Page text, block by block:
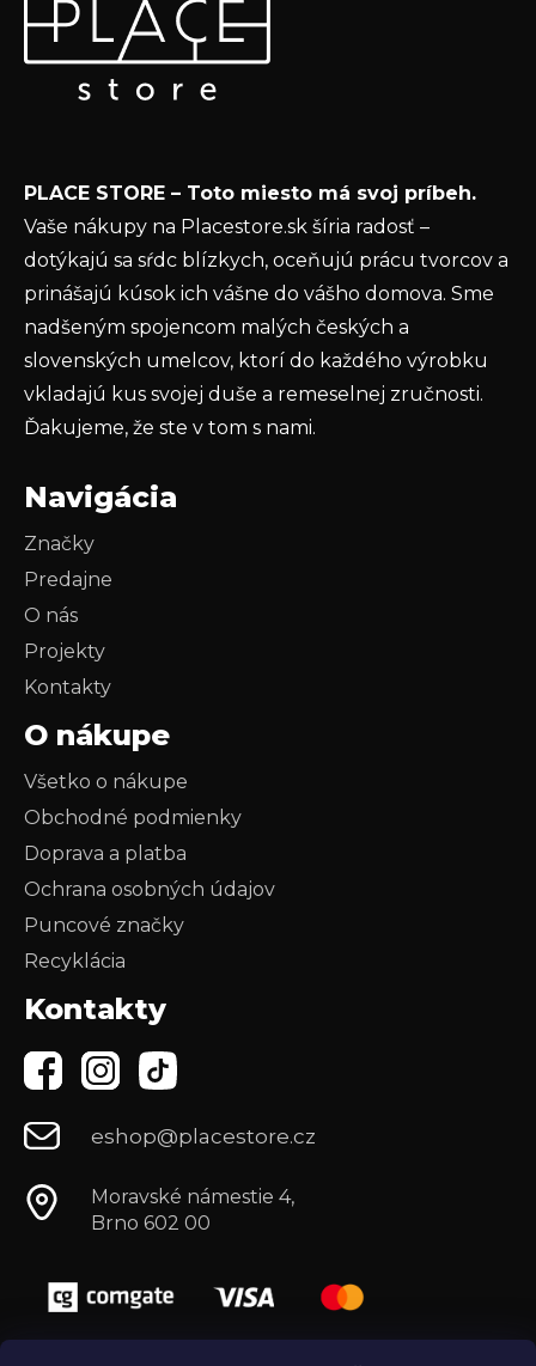
Vložte svoj e-mail a my Vám budeme zasielať informácie
o nových produktoch na našom e-shope.
ochrany osobných údajov
PRIHLÁSIŤ SA
PLACE STORE – Toto miesto má svoj príbeh.
Vaše nákupy na Placestore.sk šíria radosť –
dotýkajú sa sŕdc blízkych, oceňujú prácu tvorcov a
prinášajú kúsok ich vášne do vášho domova. Sme
nadšeným spojencom malých českých a
slovenských umelcov, ktorí do každého výrobku
vkladajú kus svojej duše a remeselnej zručnosti.
Ďakujeme, že ste v tom s nami.
Navigácia
Značky
Predajne
O nás
Projekty
Kontakty
O nákupe
Všetko o nákupe
Obchodné podmienky
Doprava a platba
Ochrana osobných údajov
Puncové značky
Recyklácia
Kontakty
eshop@placestore.cz
Moravské námestie 4,
Brno 602 00